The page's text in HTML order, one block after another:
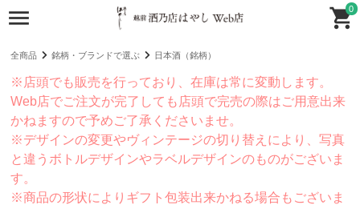
0
全商品 銘柄・ブランドで選ぶ 日本酒（銘柄）
※店頭でも販売を行っており、在庫は常に変動します。
Web店でご注文が完了しても店頭で完売の際はご用意出来
かねますので予めご了承くださいませ。
※デザインの変更やヴィンテージの切り替えにより、写真
と違うボトルデザインやラベルデザインのものがございま
す。
※商品の形状によりギフト包装出来かねる場合もございま